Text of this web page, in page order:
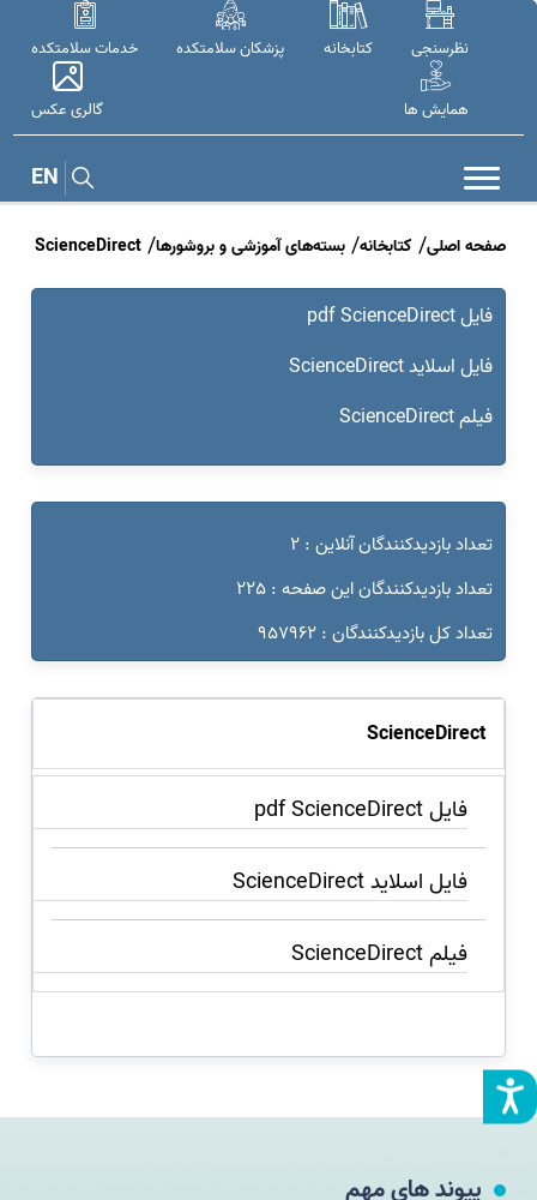
نظرسنجی کتابخانه پزشکان سلامتکده خدمات سلامتکده
همایش ها گالری عکس
EN
صفحه اصلی کتابخانه بسته‌های آموزشی و بروشورها ScienceDirect
فایل pdf ScienceDirect
فایل اسلاید ScienceDirect
فیلم ScienceDirect
تعداد بازدیدکنندگان آنلاین : 2
تعداد بازدیدکنندگان این صفحه : 225
تعداد کل بازدیدکنندگان : 957962
ScienceDirect
فایل pdf ScienceDirect
فایل اسلاید ScienceDirect
فیلم ScienceDirect
پیوند های مهم